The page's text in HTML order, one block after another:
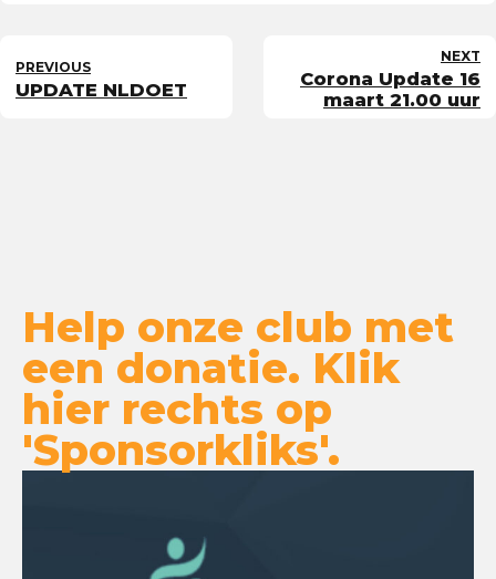
PREVIOUS
UPDATE NLDOET
NEXT
Corona Update 16
maart 21.00 uur
Help onze club met
een donatie. Klik
hier rechts op
'Sponsorkliks'.